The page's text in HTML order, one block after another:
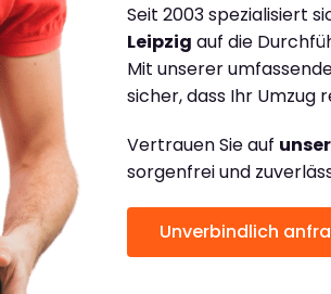
Seit 2003 spezialisiert
Leipzig auf die
Mit unserer
sicher, dass Ihr Umzug
Vertrauen Sie auf
sorgenfrei und
Unverbindlich